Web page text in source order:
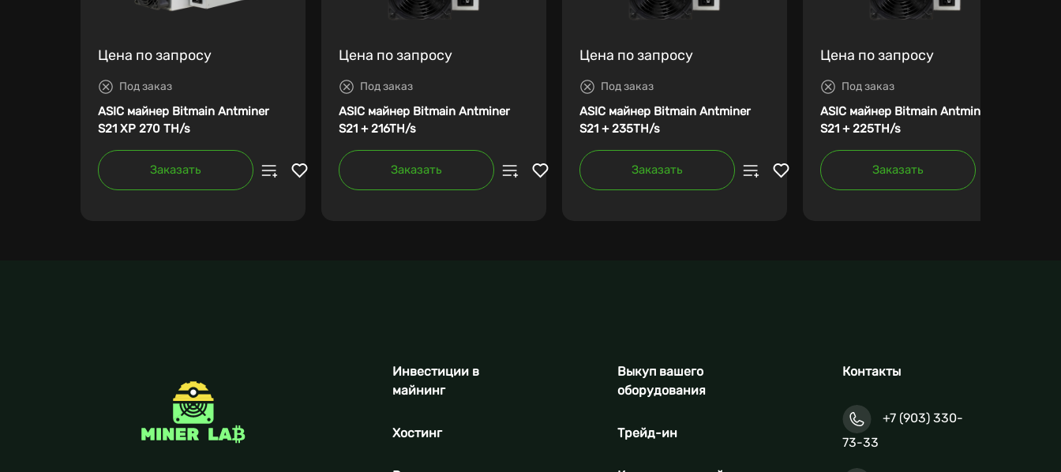
Цена по запросу
Под заказ
ASIC майнер Bitmain Antminer
S21 XP 270 TH/s
Заказать
Цена по запросу
Под заказ
ASIC майнер Bitmain Antminer
S21 + 216TH/s
Заказать
Цена по запросу
Под заказ
ASIC майнер Bitmain Antminer
S21 + 235TH/s
Заказать
Цена по запросу
Под заказ
ASIC майнер Bitmain Antminer
S21 + 225TH/s
Заказать
Инвестиции в
майнинг
Хостинг
Выкуп вашего
оборудования
Трейд-ин
Контакты
+7 (903) 330-
73-33